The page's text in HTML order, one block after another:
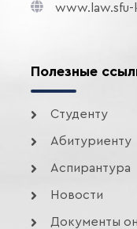
www.law.sfu-
Полезные
Студенту
Абитуриенту
Аспирантура
Новости
Документы